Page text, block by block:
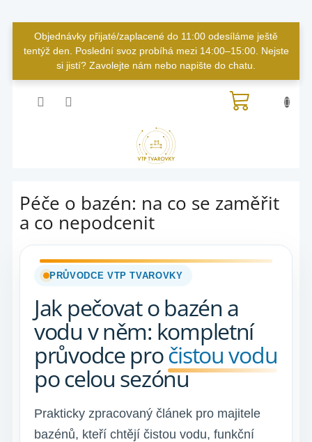
obsah
Objednávky přijaté/zaplacené do 11:00 odesíláme ještě
tentýž den. Poslední svoz probíhá mezi 14:00–15:00. Nejste
si jistí? Zavolejte nám nebo napište do chatu.
NÁKUPNÍ
Péče o bazén: na co se zaměřit
a co nepodcenit
PRŮVODCE VTP TVAROVKY
Jak pečovat o bazén a
vodu v něm: kompletní
průvodce pročistou vodu
po celou sezónu
Prakticky zpracovaný článek pro majitele
bazénů, kteří chtějí čistou vodu, funkční